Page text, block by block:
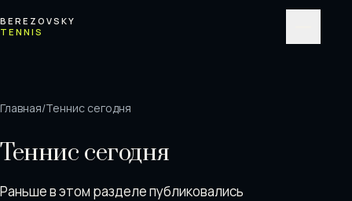
BEREZOVSKY
TENNIS
Главная/Теннис сегодня
Теннис сегодня
Раньше в этом разделе публиковались